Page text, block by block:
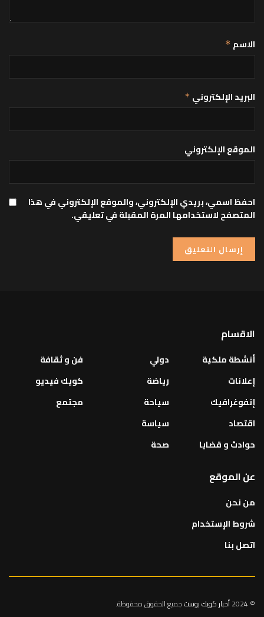
الاسم *
البريد الإلكتروني *
الموقع الإلكتروني
احفظ اسمي، بريدي الإلكتروني، والموقع الإلكتروني في هذا
المتصفح لاستخدامها المرة المقبلة في تعليقي.
الاقسام
أنشطة ملكية
إعلانات
إنفوغرافيك
اقتصاد
حوادث و قضايا
دولي
رياضة
سياحة
سياسة
صحة
فن و ثقافة
كويك فيديو
مجتمع
عن الموقع
من نحن
شروط الإستخدام
اتصل بنا
© 2024 أخبار كويك بوستجميع الحقوق محفوظة.